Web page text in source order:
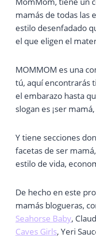
mamás de todas las
estilo desenfadado
el que eligen el
MOMMOM es una
tú, aquí encontrarás
el embarazo hasta
slogan es ¡ser
Y tiene secciones
facetas de ser
estilo de vida,
De hecho en este
mamás blogueras,
Seahorse Baby,
Caves Girls, Yeri